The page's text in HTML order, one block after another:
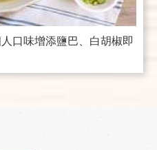
口味增添鹽巴、白胡椒即